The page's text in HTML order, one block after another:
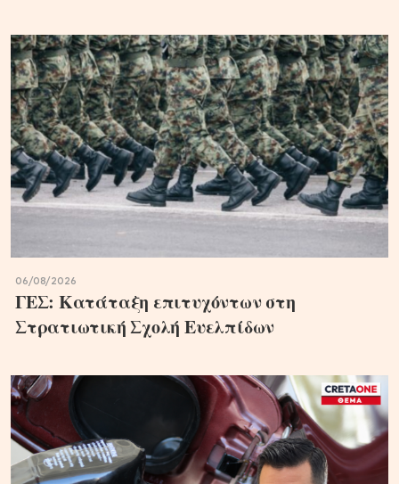
06/08/2026
ΓΕΣ: Κατάταξη επιτυχόντων στη
Στρατιωτική Σχολή Ευελπίδων